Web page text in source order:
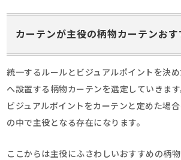
カーテンが主役の柄物カーテンおす
統一するルールとビジュアルポイントを決
へ設置する柄物カーテンを選定していきます
ビジュアルポイントをカーテンと定めた場
の中で主役となる存在になります。
ここからは主役にふさわしいおすすめの柄